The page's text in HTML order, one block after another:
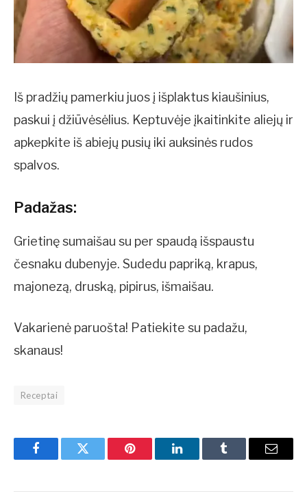
Iš pradžių pamerkiu juos į išplaktus kiaušinius,
paskui į džiūvėsėlius. Keptuvėje įkaitinkite aliejų ir
apkepkite iš abiejų pusių iki auksinės rudos
spalvos.
Padažas:
Grietinę sumaišau su per spaudą išspaustu
česnaku dubenyje. Sudedu papriką, krapus,
majonezą, druską, pipirus, išmaišau.
Vakarienė paruošta! Patiekite su padažu,
skanaus!
Receptai
FacebookTwitter Pinterest LinkedInTumblr Email